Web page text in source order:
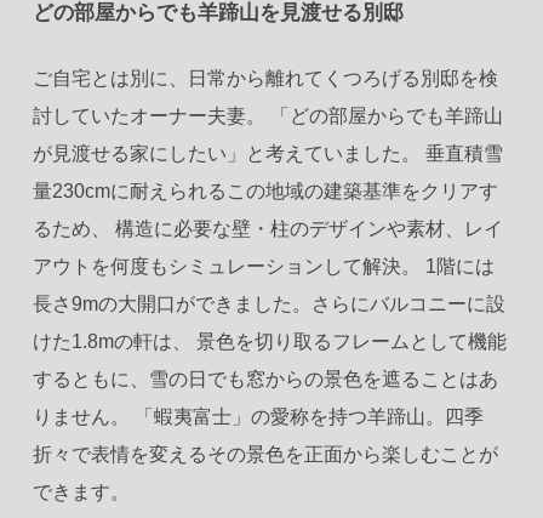
どの部屋からでも羊蹄山を見渡せる別邸
ご自宅とは別に、日常から離れてくつろげる別邸を検
討していたオーナー夫妻。 「どの部屋からでも羊蹄山
が見渡せる家にしたい」と考えていました。 垂直積雪
量230cmに耐えられるこの地域の建築基準をクリアす
るため、 構造に必要な壁・柱のデザインや素材、レイ
アウトを何度もシミュレーションして解決。 1階には
長さ9mの大開口ができました。さらにバルコニーに設
けた1.8mの軒は、 景色を切り取るフレームとして機能
するともに、雪の日でも窓からの景色を遮ることはあ
りません。 「蝦夷富士」の愛称を持つ羊蹄山。四季
折々で表情を変えるその景色を正面から楽しむことが
できます。